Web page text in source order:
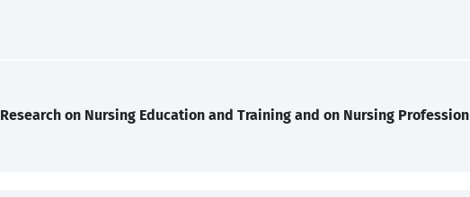
Research on Nursing Education and Training and on Nursing Profession